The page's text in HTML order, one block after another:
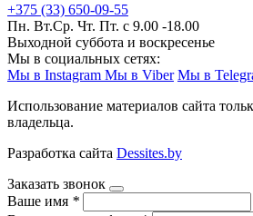
+375 (33) 650-09-55
Пн. Вт.Ср. Чт. Пт. с 9.00 -18.00
Выходной суббота и воскресенье
Мы в социальных сетях:
Мы в Instagram Мы в Viber Мы в
Использование материалов сайта
владельца.
Разработка сайта Dessites.by
Заказать звонок
Ваше имя *